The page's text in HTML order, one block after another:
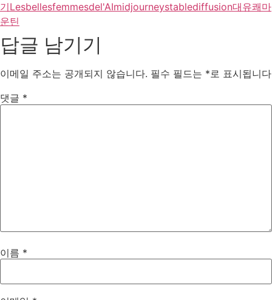
기Lesbellesfemmesdel'AImidjourneystablediffusion대유쾌마
운틴
답글 남기기
이메일 주소는 공개되지 않습니다. 필수 필드는 *로 표시됩니다
댓글 *
이름 *